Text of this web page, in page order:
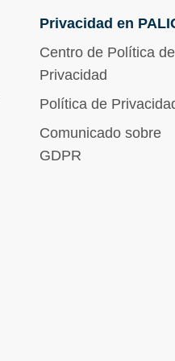
Privacidad en
Centro de Política de
Privacidad
Política de
Comunicado sobre
GDPR